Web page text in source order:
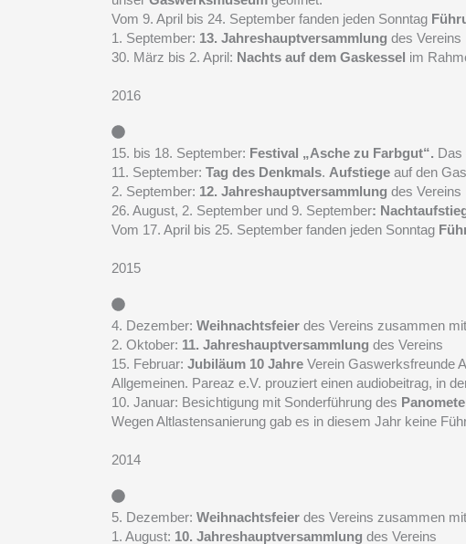
Vom 9. April bis 24. September fanden jeden Sonntag
1. September: 13. Jahreshauptversammlung des Vereins
30. März bis 2. April: Nachts auf dem Gaskessel im
2016
15. bis 18. September: Festival „Asche zu Farbgut“. Das
11. September: Tag des Denkmals. Aufstiege auf den
2. September: 12. Jahreshauptversammlung des Vereins
26. August, 2. September und 9. September:
Vom 17. April bis 25. September fanden jeden Sonntag
2015
4. Dezember: Weihnachtsfeier des Vereins zusammen
2. Oktober: 11. Jahreshauptversammlung des Vereins
15. Februar: Jubiläum 10 Jahre Verein Gaswerksfreunde
Allgemeinen. Pareaz e.V. prouziert einen audiobeitrag, in
10. Januar: Besichtigung mit Sonderführung des
Wegen Altlastensanierung gab es in diesem Jahr keine
2014
5. Dezember: Weihnachtsfeier des Vereins zusammen
1. August: 10. Jahreshauptversammlung des Vereins